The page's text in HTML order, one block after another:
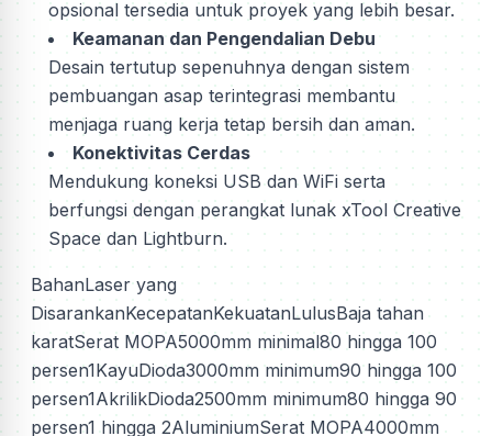
opsional tersedia untuk proyek yang lebih besar.
Keamanan dan Pengendalian Debu
Desain tertutup sepenuhnya dengan sistem
pembuangan asap terintegrasi membantu
menjaga ruang kerja tetap bersih dan aman.
Konektivitas Cerdas
Mendukung koneksi USB dan WiFi serta
berfungsi dengan perangkat lunak xTool Creative
Space dan Lightburn.
BahanLaser yang
DisarankanKecepatanKekuatanLulusBaja tahan
karatSerat MOPA5000mm minimal80 hingga 100
persen1KayuDioda3000mm minimum90 hingga 100
persen1AkrilikDioda2500mm minimum80 hingga 90
persen1 hingga 2AluminiumSerat MOPA4000mm